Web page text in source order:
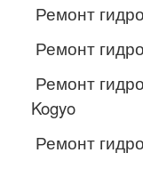
Ремонт
Ремонт
Ремонт
Kogyo
Ремонт